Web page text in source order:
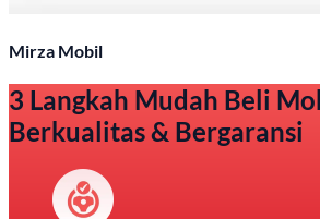
Mirza Mobil
3 Langkah Mudah Beli
Berkualitas & Bergaransi